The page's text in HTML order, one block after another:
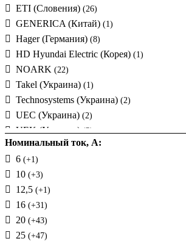
ETI (Словения) (26)
GENERICA (Китай) (1)
Hager (Германия) (8)
HD Hyundai Electric (Корея) (1)
NOARK (22)
Takel (Украина) (1)
Technosystems (Украина) (2)
UEC (Украина) (2)
UEK (Украина) (3)
АСКО-УКРЕМ (Украина)
Номинальный ток, А:
6 (+1)
10 (+3)
12,5 (+1)
16 (+31)
20 (+43)
25 (+47)